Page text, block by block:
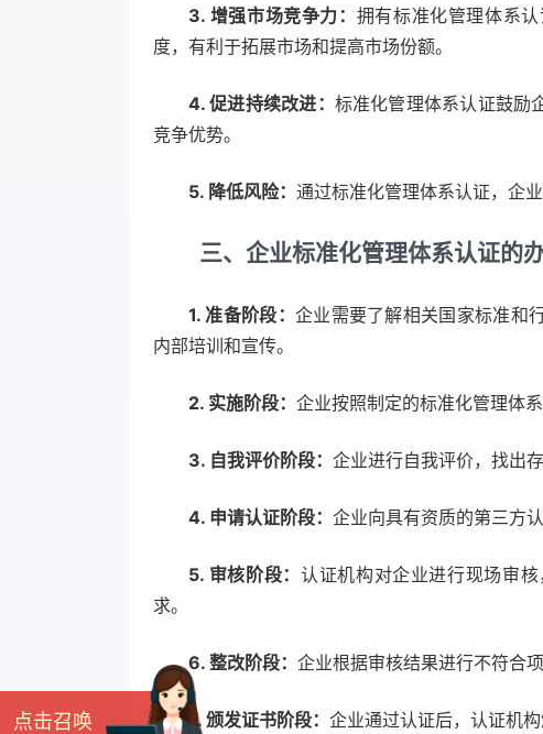
3. 增强市场竞争力： 拥有标准化管理体系
度，有利于拓展市场和提高市场份额。
4. 促进持续改进： 标准化管理体系认证鼓励
竞争优势。
5. 降低风险： 通过标准化管理体系认证，企
三、企业标准化管理体系认证的
1. 准备阶段： 企业需要了解相关国家标准和
内部培训和宣传。
2. 实施阶段： 企业按照制定的标准化管理体
3. 自我评价阶段： 企业进行自我评价，找出
4. 申请认证阶段： 企业向具有资质的第三方
5. 审核阶段： 认证机构对企业进行现场审
求。
6. 整改阶段： 企业根据审核结果进行不符合
7. 颁发证书阶段： 企业通过认证后，认证机
点击召唤